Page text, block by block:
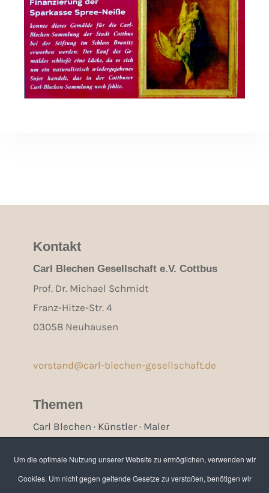
Kontakt
Carl Blechen Gesellschaft e.V. Cottbus
Prof. Dr. Michael Schmidt
Franz-Hitze-Str. 4
03058 Neuhausen
vorstand@carl-blechen-gesellschaft.de
Themen
Carl Blechen · Künstler · Maler
Bankverbindung / Spenden
Um die optimale Nutzung unserer Website zu ermöglichen, verwenden wir
Cookies. Um nicht gegen geltende Gesetze zu verstoßen, benötigen wir